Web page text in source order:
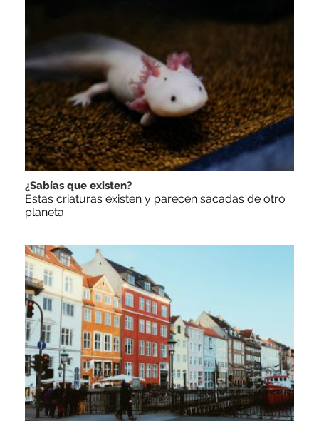
¿Sabías que existen?
Estas criaturas existen y parecen sacadas de otro
planeta